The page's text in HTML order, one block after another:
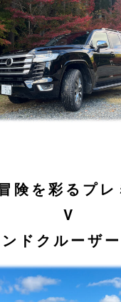
険を彩るプレ
V
ンドクルーザ